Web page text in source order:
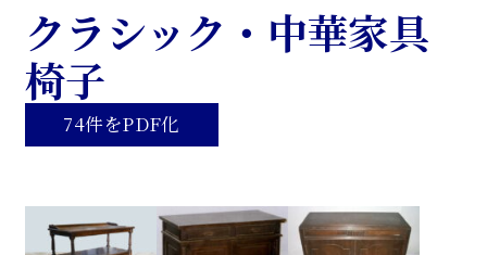
クラシック・中華家具
椅子
74件をPDF化